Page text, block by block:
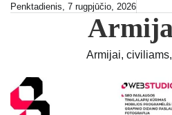
SkipPenktadienis, 7 rugpjūčio, 2026
Armijai,